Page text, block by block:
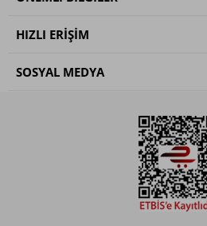
HIZLI ERIŞIM
SOSYAL MEDYA